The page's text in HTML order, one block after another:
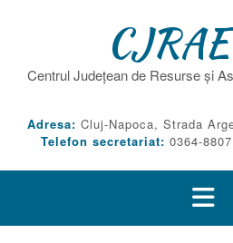
Centrul Județean de Resurse și
Adresa: Cluj-Napoca, Strada
Telefon secretariat: 0364-